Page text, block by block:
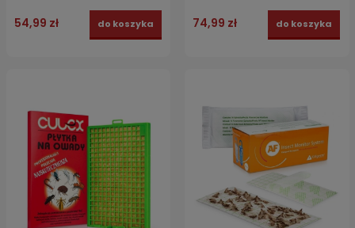
54,99 zł do koszyka 74,99 zł do koszyka